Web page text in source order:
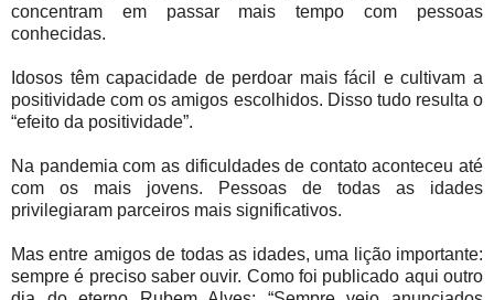
concentram em passar mais tempo com pessoas
conhecidas.
Idosos têm capacidade de perdoar mais fácil e cultivam a
positividade com os amigos escolhidos. Disso tudo resulta o
“efeito da positividade”.
Na pandemia com as dificuldades de contato aconteceu até
com os mais jovens. Pessoas de todas as idades
privilegiaram parceiros mais significativos.
Mas entre amigos de todas as idades, uma lição importante:
sempre é preciso saber ouvir. Como foi publicado aqui outro